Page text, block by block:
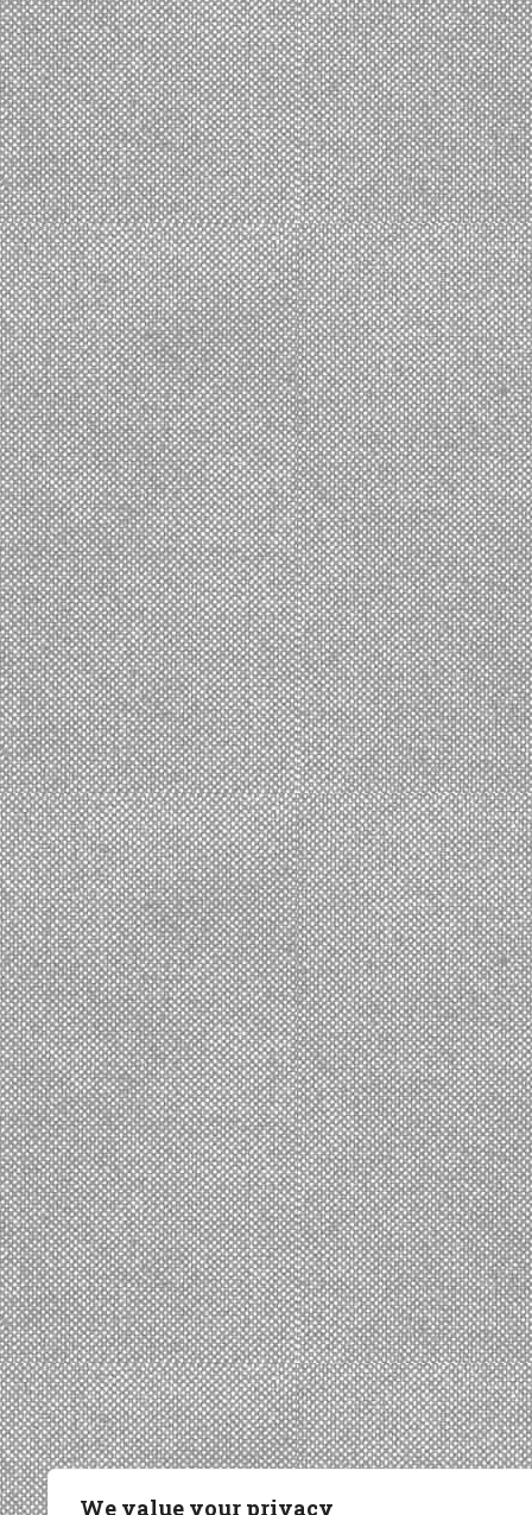
We value your privacy